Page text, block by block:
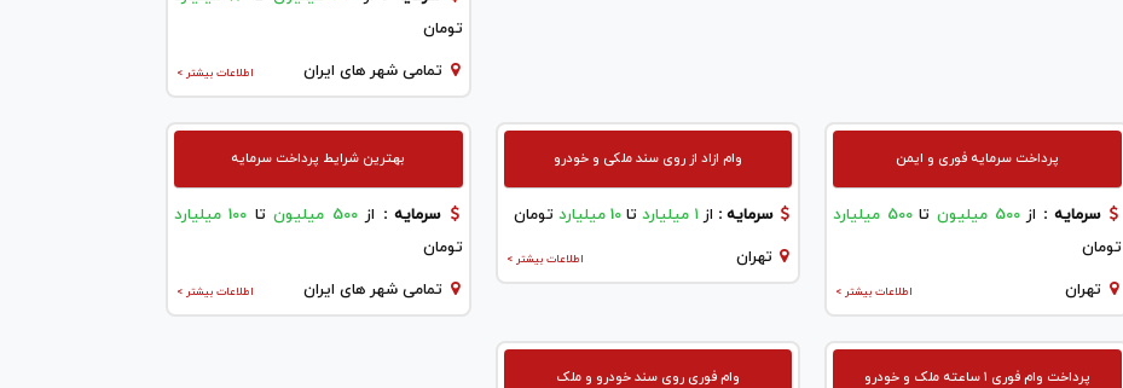
تومان
اطلاعات بیشتر > تمامی شهر های ایران
پرداخت سرمایه فوری و ایمن
سرمایه : از500 میلیون تا500 میلیارد
تومان
اطلاعات بیشتر > تهران
وام ازاد از روی سند ملکی و خودرو
سرمایه : از ۱ میلیارد تا 10 میلیارد تومان
اطلاعات بیشتر > تهران
بهترین شرایط پرداخت سرمایه
سرمایه : از500 میلیون تا 100 میلیارد
تومان
اطلاعات بیشتر > تمامی شهر های ایران
پرداخت وام فوری ۱ ساعته ملک و خودرو وام فوری روی سند خودرو و ملک